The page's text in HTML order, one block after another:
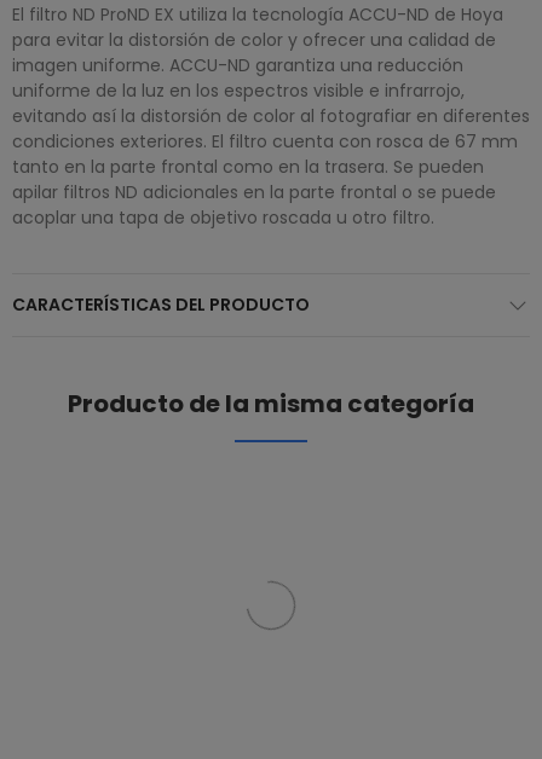
El filtro ND ProND EX utiliza la tecnología ACCU-ND de Hoya
para evitar la distorsión de color y ofrecer una calidad de
imagen uniforme. ACCU-ND garantiza una reducción
uniforme de la luz en los espectros visible e infrarrojo,
evitando así la distorsión de color al fotografiar en diferentes
condiciones exteriores. El filtro cuenta con rosca de 67 mm
tanto en la parte frontal como en la trasera. Se pueden
apilar filtros ND adicionales en la parte frontal o se puede
acoplar una tapa de objetivo roscada u otro filtro.
CARACTERÍSTICAS DEL PRODUCTO
Producto de la misma categoría